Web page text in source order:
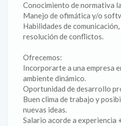
Conocimiento de normativa
Manejo de ofimática y/o
Habilidades de
resolución de conflictos.
Ofrecemos:
Incorporarte a una empresa
ambiente dinámico.
Oportunidad de desarrollo
Buen clima de trabajo y
nuevas ideas.
Salario acorde a experiencia